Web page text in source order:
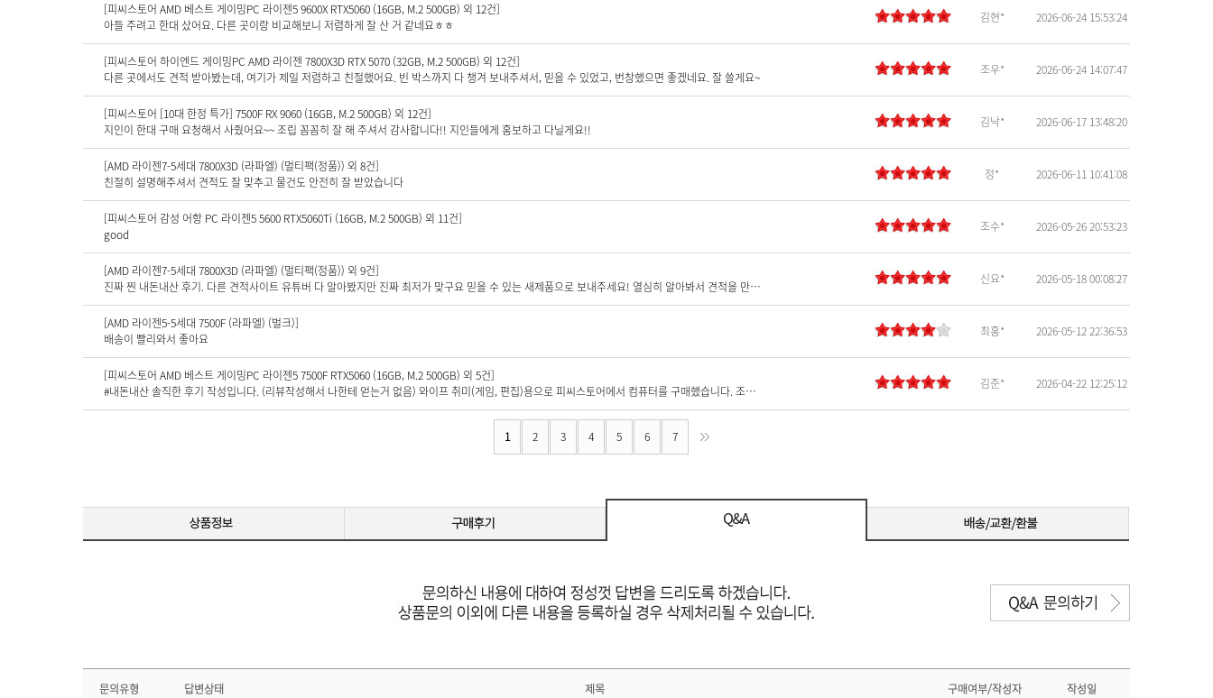
[피씨스토어 AMD 베스트 게이밍PC 라이젠5 9600X RTX5060 (16GB, M.2 500GB) 외 12건]
아들 주려고 한대 샀어요. 다른 곳이랑 비교해보니 저렴하게 잘 산 거 같네요ㅎㅎ
김현* 2026-06-24 15:53:24
[피씨스토어 하이엔드 게이밍PC AMD 라이젠 7800X3D RTX 5070 (32GB, M.2 500GB) 외 12건]
다른 곳에서도 견적 받아봤는데, 여기가 제일 저렴하고 친절했어요. 빈 박스까지 다 챙겨 보내주셔서, 믿을 수 있었고, 번창했으면 좋겠네요. 잘 쓸게요~
조우* 2026-06-24 14:07:47
[피씨스토어 [10대 한정 특가] 7500F RX 9060 (16GB, M.2 500GB) 외 12건]
지인이 한대 구매 요청해서 사줬어요~~ 조립 꼼꼼히 잘 해 주셔서 감사합니다!! 지인들에게 홍보하고 다닐게요!!
김낙* 2026-06-17 13:48:20
[AMD 라이젠7-5세대 7800X3D (라파엘) (멀티팩(정품)) 외 8건]
친절히 설명해주셔서 견적도 잘 맞추고 물건도 안전히 잘 받았습니다
정* 2026-06-11 10:41:08
[피씨스토어 감성 어항 PC 라이젠5 5600 RTX5060Ti (16GB, M.2 500GB) 외 11건]
good
조수* 2026-05-26 20:53:23
[AMD 라이젠7-5세대 7800X3D (라파엘) (멀티팩(정품)) 외 9건]
진짜 찐 내돈내산 후기. 다른 견적사이트 유튜버 다 알아봤지만 진짜 최저가 맞구요 믿을 수 있는 새제품으로 보내주세요! 열심히 알아봐서 견적을 만들어봤지만 보여드리니 바로 부족한 부분 알려주셔서 더 알뜰하고 만족할 수 있게 구매할 수 있었습니다. 앞으로도 잘되면 좋겠습니다! 진짜 찐찐찐 추천 드립니다
신요* 2026-05-18 00:08:27
[AMD 라이젠5-5세대 7500F (라파엘) (벌크)]
배송이 빨리와서 좋아요
최홍* 2026-05-12 22:36:53
[피씨스토어 AMD 베스트 게이밍PC 라이젠5 7500F RTX5060 (16GB, M.2 500GB) 외 5건]
#내돈내산 솔직한 후기 작성입니다. (리뷰작성해서 나한테 얻는거 없음) 와이프 취미(게임, 편집)용으로 피씨스토어에서 컴퓨터를 구매했습니다. 조립PC 처음 구매해보는 터라 반신반의 하고 있는 상황이었습니다. 주문은 일요일, 수령은 화요일에 했습니다. 박스 열어보니 이게 왠걸요. 부품 박스가 전부 들어있길래 \\\"헉, 조립은 내가 해야하나?\\\" 싶었는데, 본체에 조립을 위해 들어있는 부품들의 패키지를 전부 정리해서 보내주신 거 였습니다. (신뢰도100% 상승) 본체는 완충제와 스티로폼으로 정말 안전하게 배송되었고, 작동도 이상없었습니다. 정말 본체에 파워만 연결해서 전원버튼만 키면 되는 수준.. (모니터 연결은 저같은 컴맹도 하는 수준..) 본체 정말 매끄럽게 작동되고 와이프가 너무 만족해합니다. 덕분에 점수 받았네요. 추후 제 컴퓨터를 구매하게 된다면 똑같이 피씨스토어에서 구매하고 싶습니다. 감사합니다.
김준* 2026-04-22 12:25:12
1 2 3 4 5 6 7
문의유형 답변상태 제목 구매여부/작성자 작성일